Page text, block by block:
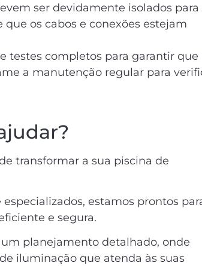
ser devidamente isolados para
os cabos e conexões estejam
testes completos para garantir que
a manutenção regular para
transformar a sua piscina de
estamos prontos
e segura.
planejamento detalhado, onde
iluminação que atenda às suas